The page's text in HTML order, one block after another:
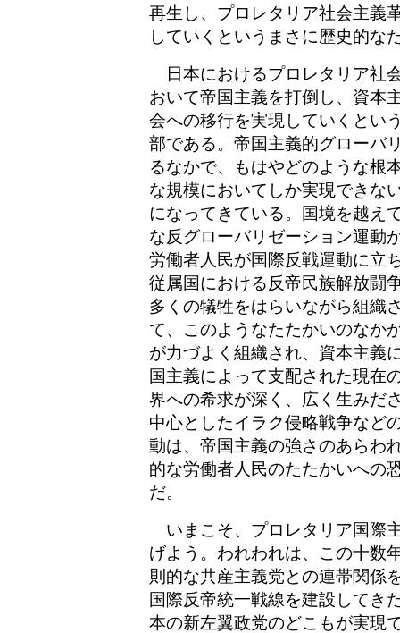
再生し、プロレタリア社会主義
していくというまさに歴史的な
日本におけるプロレタリア社
おいて帝国主義を打倒し、資本
会への移行を実現していくとい
部である。帝国主義的グローバ
るなかで、もはやどのような根
な規模においてしか実現できな
になってきている。国境を越え
な反グローバリゼーション運動
労働者人民が国際反戦運動に立
従属国における反帝民族解放闘
多くの犠牲をはらいながら組織
て、このようなたたかいのなか
が力づよく組織され、資本主義
国主義によって支配された現在
界への希求が深く、広く生みだ
中心としたイラク侵略戦争など
動は、帝国主義の強さのあらわ
的な労働者人民のたたかいへの
だ。
いまこそ、プロレタリア国際
げよう。われわれは、この十数
則的な共産主義党との連帯関係
国際反帝統一戦線を建設してき
本の新左翼政党のどこもが実現